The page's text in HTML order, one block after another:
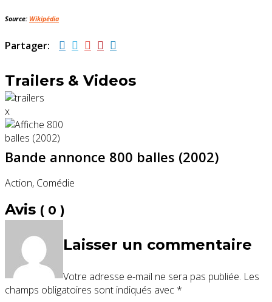
Source: Wikipédia
Partager:
Trailers & Videos
x
Bande annonce 800 balles (2002)
Action, Comédie
Avis ( 0 )
Laisser un commentaire
Votre adresse e-mail ne sera pas publiée. Les
champs obligatoires sont indiqués avec *